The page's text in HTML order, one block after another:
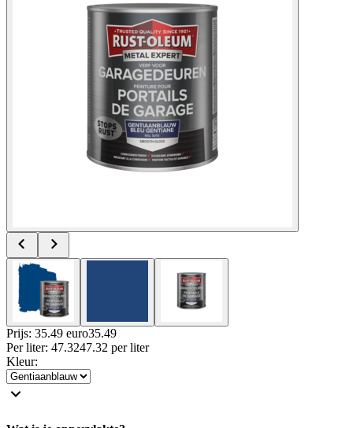
Prijs: 35.49 euro35.49
Per liter: 47.3247.32 per liter
Kleur: